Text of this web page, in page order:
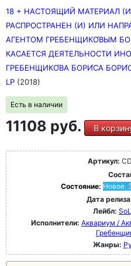
18 + НАСТОЯЩИЙ МАТЕРИАЛ
РАСПРОСТРАНЕН (И) ИЛИ
АГЕНТОМ ГРЕБЕНЩИКО́ВЫМ
КАСАЕТСЯ ДЕЯТЕЛЬНОСТИ
ГРЕБЕНЩИКО́ВА БОРИ́СА
LP (2018)
Есть в наличии
11108 руб. В
Артикул:
Состояние: Новое.
Дата
Лейбл:
Исполнители: Аквариум /
Жанры: